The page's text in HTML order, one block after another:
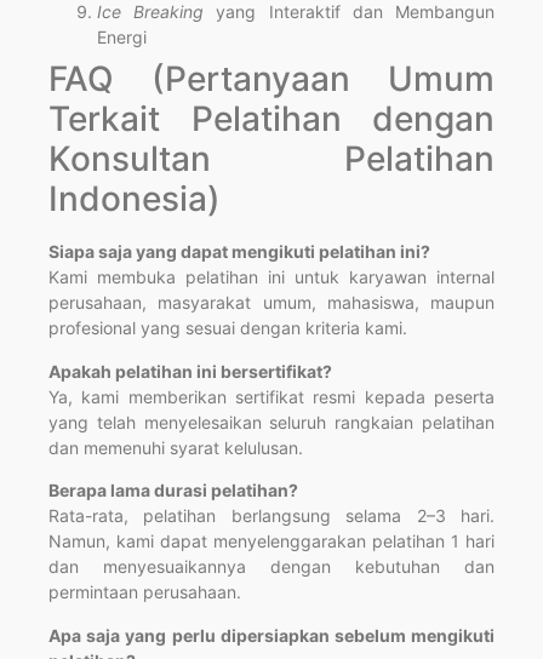
Ice Breaking yang Interaktif dan Membangun
Energi
FAQ (Pertanyaan Umum
Terkait Pelatihan dengan
Konsultan Pelatihan
Indonesia)
Siapa saja yang dapat mengikuti pelatihan ini?
Kami membuka pelatihan ini untuk karyawan internal
perusahaan, masyarakat umum, mahasiswa, maupun
profesional yang sesuai dengan kriteria kami.
Apakah pelatihan ini bersertifikat?
Ya, kami memberikan sertifikat resmi kepada peserta
yang telah menyelesaikan seluruh rangkaian pelatihan
dan memenuhi syarat kelulusan.
Berapa lama durasi pelatihan?
Rata-rata, pelatihan berlangsung selama 2–3 hari.
Namun, kami dapat menyelenggarakan pelatihan 1 hari
dan menyesuaikannya dengan kebutuhan dan
permintaan perusahaan.
Apa saja yang perlu dipersiapkan sebelum mengikuti